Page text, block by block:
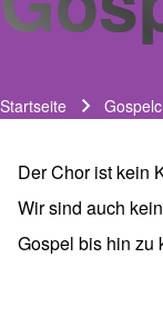
Startseite
Der Chor ist kein
Wir sind auch
Gospel bis hin zu